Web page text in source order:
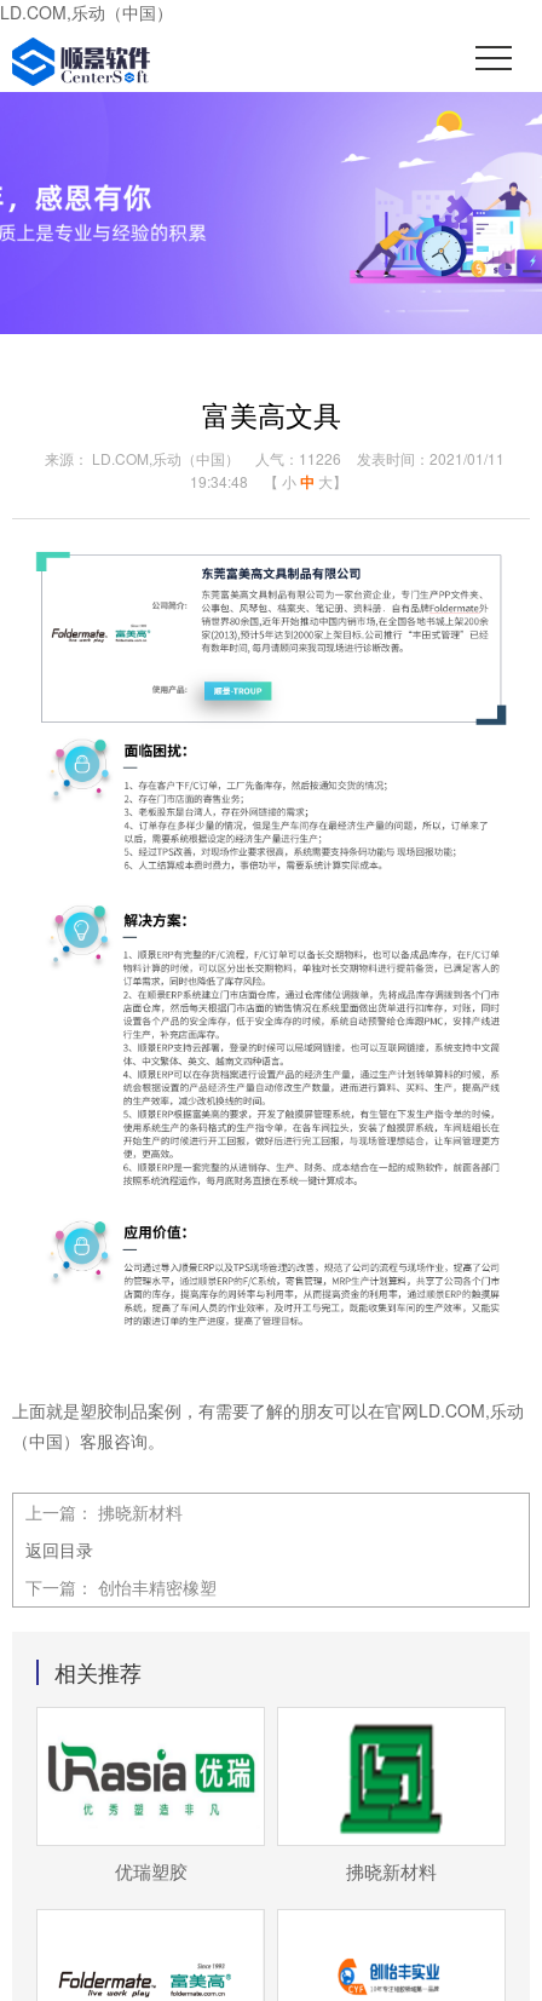
LD.COM,乐动（中国）
富美高文具
来源： LD.COM,乐动（中国） 人气：11226
发表时间：2021/01/11
19:34:48
【 小 中 大】
上面就是塑胶制品案例，有需要了解的朋友可以在官网LD.COM,乐动
（中国）客服咨询。
上一篇： 拂晓新材料
返回目录
下一篇： 创怡丰精密橡塑
相关推荐
优瑞塑胶 拂晓新材料